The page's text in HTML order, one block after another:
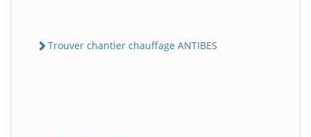
Trouver chantier chauffage ANTIBES